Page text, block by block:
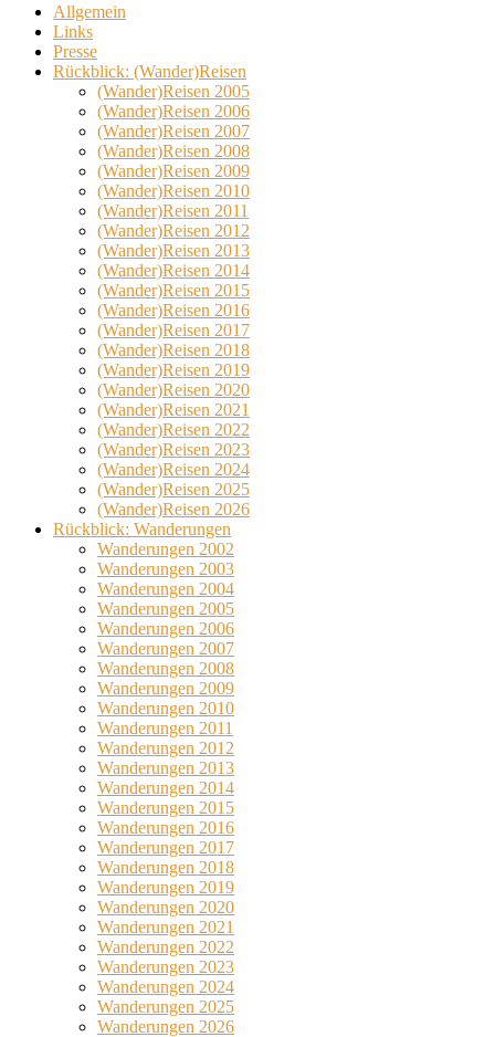
Allgemein
Links
Presse
Rückblick: (Wander)Reisen
(Wander)Reisen 2005
(Wander)Reisen 2006
(Wander)Reisen 2007
(Wander)Reisen 2008
(Wander)Reisen 2009
(Wander)Reisen 2010
(Wander)Reisen 2011
(Wander)Reisen 2012
(Wander)Reisen 2013
(Wander)Reisen 2014
(Wander)Reisen 2015
(Wander)Reisen 2016
(Wander)Reisen 2017
(Wander)Reisen 2018
(Wander)Reisen 2019
(Wander)Reisen 2020
(Wander)Reisen 2021
(Wander)Reisen 2022
(Wander)Reisen 2023
(Wander)Reisen 2024
(Wander)Reisen 2025
(Wander)Reisen 2026
Rückblick: Wanderungen
Wanderungen 2002
Wanderungen 2003
Wanderungen 2004
Wanderungen 2005
Wanderungen 2006
Wanderungen 2007
Wanderungen 2008
Wanderungen 2009
Wanderungen 2010
Wanderungen 2011
Wanderungen 2012
Wanderungen 2013
Wanderungen 2014
Wanderungen 2015
Wanderungen 2016
Wanderungen 2017
Wanderungen 2018
Wanderungen 2019
Wanderungen 2020
Wanderungen 2021
Wanderungen 2022
Wanderungen 2023
Wanderungen 2024
Wanderungen 2025
Wanderungen 2026